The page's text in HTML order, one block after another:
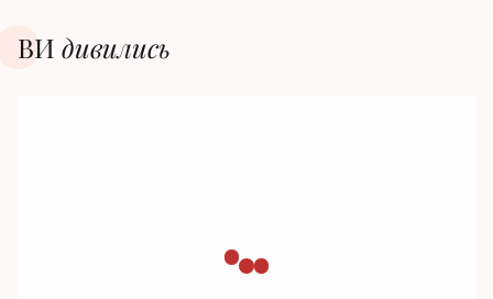
ВИ дивилиcь